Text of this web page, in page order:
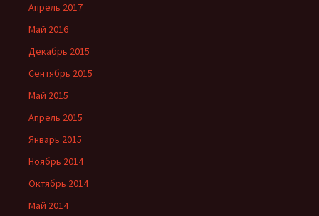
Апрель 2017
Май 2016
Декабрь 2015
Сентябрь 2015
Май 2015
Апрель 2015
Январь 2015
Ноябрь 2014
Октябрь 2014
Май 2014